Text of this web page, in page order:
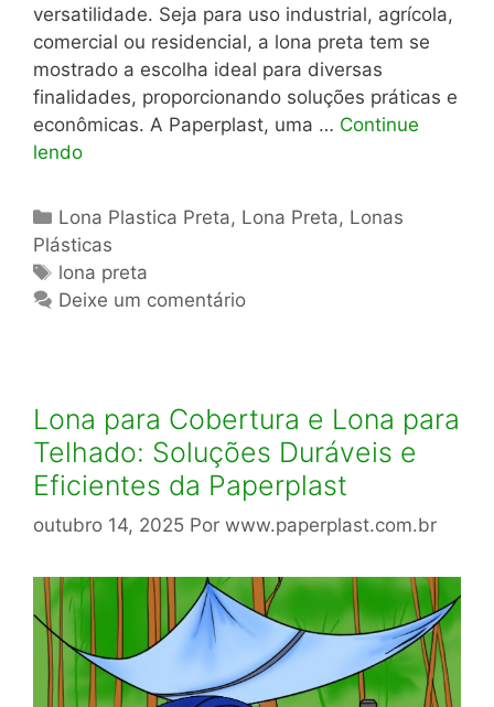
versatilidade. Seja para uso industrial, agrícola,
comercial ou residencial, a lona preta tem se
mostrado a escolha ideal para diversas
finalidades, proporcionando soluções práticas e
econômicas. A Paperplast, uma … Continue
lendo
Categorias
Lona Plastica Preta, Lona Preta, Lonas
Plásticas
Tags
lona preta
Deixe um comentário
Lona para Cobertura e Lona para
Telhado: Soluções Duráveis e
Eficientes da Paperplast
outubro 14, 2025 Por www.paperplast.com.br